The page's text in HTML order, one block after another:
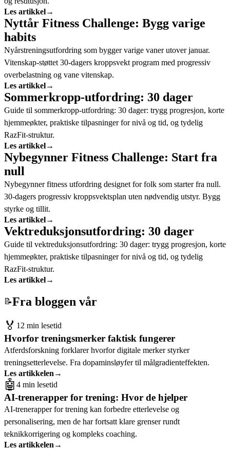
Les artikkel→
Nyttår Fitness Challenge: Bygg varige
habits
Nyårstreningsutfordring som bygger varige vaner utover januar.
Vitenskap-støttet 30-dagers kroppsvekt program med progressiv
overbelastning og vane vitenskap.
Les artikkel→
Sommerkropp-utfordring: 30 dager
Guide til sommerkropp-utfordring: 30 dager: trygg progresjon, korte
hjemmeøkter, praktiske tilpasninger for nivå og tid, og tydelig
RazFit-struktur.
Les artikkel→
Nybegynner Fitness Challenge: Start fra
null
Nybegynner fitness utfordring designet for folk som starter fra null.
30-dagers progressiv kroppsvektsplan uten nødvendig utstyr. Bygg
styrke og tillit.
Les artikkel→
Vektreduksjonsutfordring: 30 dager
Guide til vektreduksjonsutfordring: 30 dager: trygg progresjon, korte
hjemmeøkter, praktiske tilpasninger for nivå og tid, og tydelig
RazFit-struktur.
Les artikkel→
📝Fra bloggen vår
🏅 12 min lesetid
Hvorfor treningsmerker faktisk fungerer
Atferdsforskning forklarer hvorfor digitale merker styrker
treningsetterlevelse. Fra dopaminsløyfer til målgradienteffekten.
Les artikkelen →
🤖 4 min lesetid
AI-trenerapper for trening: Hvor de hjelper
AI-trenerapper for trening kan forbedre etterlevelse og
personalisering, men de har fortsatt klare grenser rundt
teknikkorrigering og kompleks coaching.
Les artikkelen →